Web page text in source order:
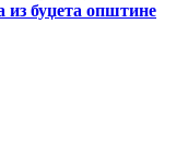
из буџета општине